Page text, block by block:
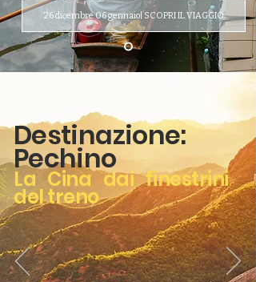
26 dicembre 06 gennaio| SCOPRI IL VIAGGIO
Destinazione:
Pechino
La Cina dai finestrini
del treno